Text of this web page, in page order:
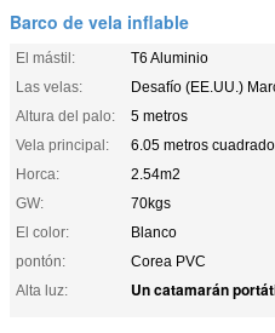
Barco de vela inflable
El mástil:
T6 Aluminio
Las velas:
Desafío (EE.UU.)
Altura del palo:
5 metros
Vela principal:
6.05 metros
Horca:
2.54m2
GW:
70kgs
El color:
Blanco
pontón:
Corea PVC
Alta luz:
Un catamarán